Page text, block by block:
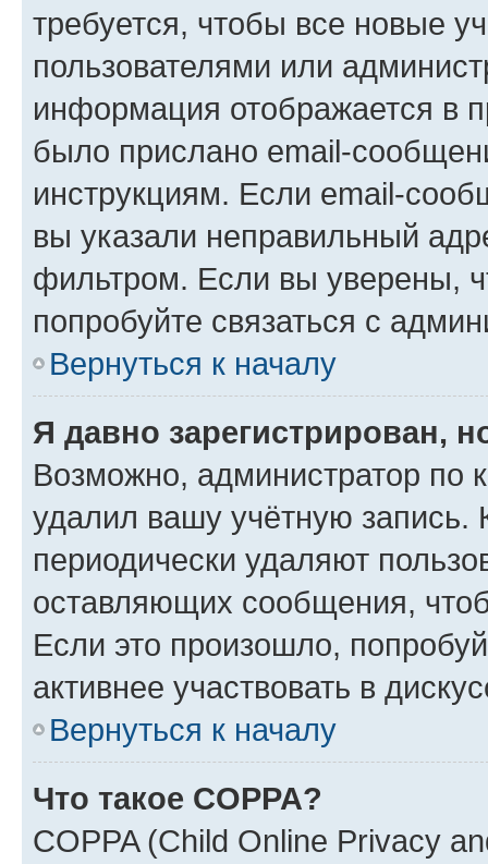
требуется, чтобы все новые
пользователями или
информация отображается в
было прислано email-
инструкциям. Если email-
вы указали неправильный
фильтром. Если вы уверены,
попробуйте связаться с
Вернуться к началу
Я давно зарегистрирован,
Возможно, администратор по
удалил вашу учётную запись.
периодически удаляют
оставляющих сообщения,
Если это произошло,
активнее участвовать в
Вернуться к началу
Что такое COPPA?
COPPA (Child Online Privacy